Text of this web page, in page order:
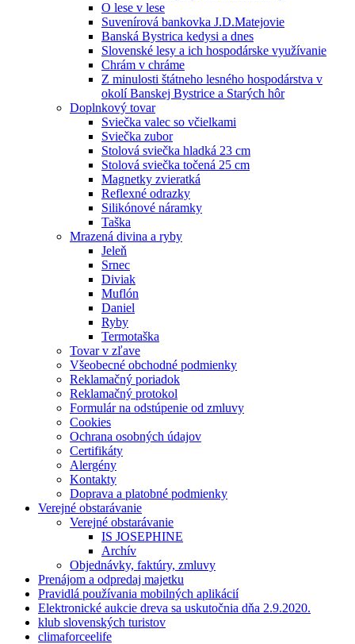
O lese v lese
Suvenírová bankovka J.D.Matejovie
Banská Bystrica kedysi a dnes
Slovenské lesy a ich hospodárske využívanie
Chrám v chráme
Z minulosti štátneho lesného hospodárstva v
okolí Banskej Bystrice a Starých hôr
Doplnkový tovar
Sviečka valec so včielkami
Sviečka zubor
Stolová sviečka hladká 23 cm
Stolová sviečka točená 25 cm
Magnetky zvieratká
Reflexné odrazky
Silikónové náramky
Taška
Mrazená divina a ryby
Jeleň
Srnec
Diviak
Muflón
Daniel
Ryby
Termotaška
Tovar v zľave
Všeobecné obchodné podmienky
Reklamačný poriadok
Reklamačný protokol
Formulár na odstúpenie od zmluvy
Cookies
Ochrana osobných údajov
Certifikáty
Alergény
Kontakty
Doprava a platobné podmienky
Verejné obstarávanie
Verejné obstarávanie
IS JOSEPHINE
Archív
Objednávky, faktúry, zmluvy
Prenájom a odpredaj majetku
Pravidlá používania mobilných aplikácií
Elektronické aukcie dreva sa uskutočnia dňa 2.9.2020.
klub slovenských turistov
climaforceelife